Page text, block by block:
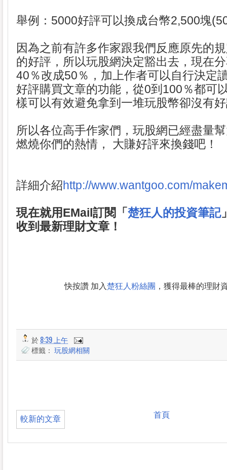
舉例：5000好評可以換成台幣2,500塊
因為之前有許多作家跟我們反應原先的
的好評，所以玩股網決定豁出去，現在
40％改成50％，加上作者可以自行決定
好評購買文章的功能，從0到100％都可
樣可以有效避免拿到一堆玩股幣卻沒有
所以各位高手作家們，玩股網已經盡量
燃燒你們的熱情， 大賺好評來換錢吧！
詳細介紹http://www.wantgoo.com/
現在就用EMail訂閱「楚狂人的投資筆記
收到最新理財文章！
快按讚 加入楚狂人粉絲團 ，獲得最棒的理財
於8:39 上午
標籤： 玩股網相關
較新的文章 首頁